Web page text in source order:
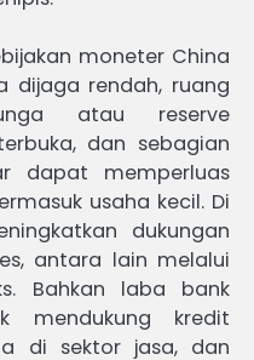
moneter China
dijaga rendah, ruang
atau reserve
dan sebagian
dapat memperluas
usaha kecil. Di
dukungan
antara lain melalui
Bahkan laba bank
mendukung kredit
di sektor jasa, dan